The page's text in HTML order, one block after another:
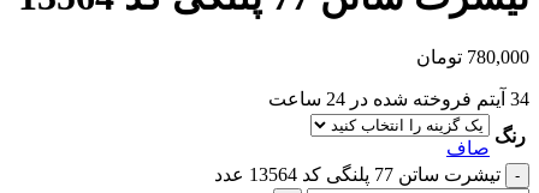
780,000 تومان
34 آیتم فروخته شده در 24 ساعت
رنگ
صاف
تیشرت ساتن 77 پلنگی کد 13564 عدد